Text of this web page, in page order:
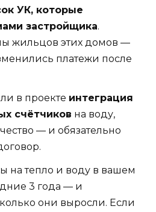
УК, которые
застройщика.
жильцов этих домов —
платежи после
в проекте интеграция
счётчиков на воду,
— и обязательно
на тепло и воду в вашем
3 года — и
они выросли. Если